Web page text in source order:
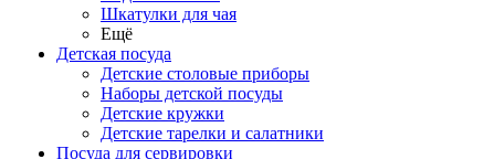
Шкатулки для чая
Ещё
Детская посуда
Детские столовые приборы
Наборы детской посуды
Детские кружки
Детские тарелки и салатники
Посуда для сервировки